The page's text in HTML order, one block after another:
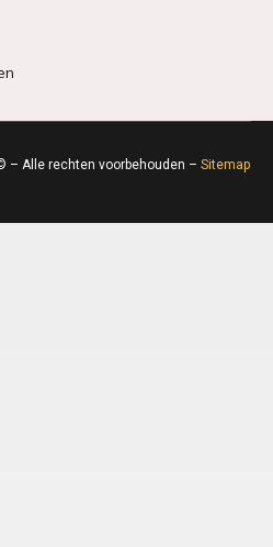
– Alle rechten voorbehouden – Sitemap